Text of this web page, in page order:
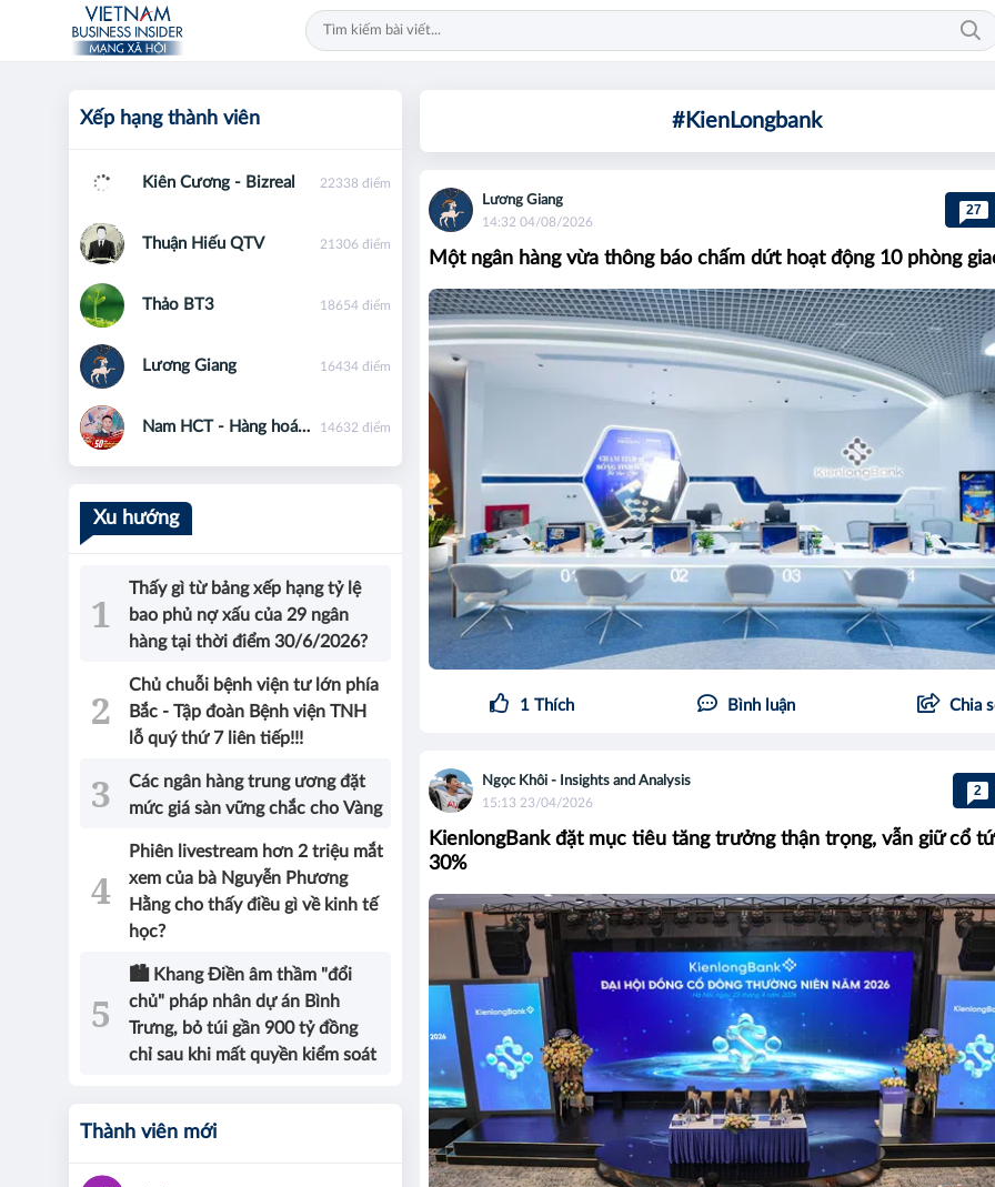
#KienLongbank
Lương Giang
14:32 04/08/2026
27
Một ngân hàng vừa thông báo chấm dứt hoạt động 10 phòng
1 Thích Bình luận Chia
Ngọc Khôi - Insights and Analysis
15:13 23/04/2026
2
KienlongBank đặt mục tiêu tăng trưởng thận trọng, vẫn giữ cổ
30%
Xếp hạng thành viên
Kiên Cương - Bizreal 22338 điểm
Thuận Hiếu QTV 21306 điểm
Thảo BT3 18654 điểm
Lương Giang 16434 điểm
Nam HCT - Hàng hoá phái sinh - 0867091553 14632 điểm
Xu hướng
Thấy gì từ bảng xếp hạng tỷ lệ
bao phủ nợ xấu của 29 ngân
hàng tại thời điểm 30/6/2026?
Chủ chuỗi bệnh viện tư lớn phía
Bắc - Tập đoàn Bệnh viện TNH
lỗ quý thứ 7 liên tiếp!!!
Các ngân hàng trung ương đặt
mức giá sàn vững chắc cho Vàng
Phiên livestream hơn 2 triệu mắt
xem của bà Nguyễn Phương
Hằng cho thấy điều gì về kinh tế
học?
🏙️ Khang Điền âm thầm "đổi
chủ" pháp nhân dự án Bình
Trưng, bỏ túi gần 900 tỷ đồng
chỉ sau khi mất quyền kiểm soát
Thành viên mới